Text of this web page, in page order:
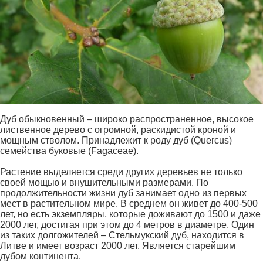
Дуб обыкновенный – широко распространенное, высокое
лиственное дерево с огромной, раскидистой кроной и
мощным стволом. Принадлежит к роду дуб (Quercus)
семейства буковые (Fagaceae).
Растение выделяется среди других деревьев не только
своей мощью и внушительными размерами. По
продолжительности жизни дуб занимает одно из первых
мест в растительном мире. В среднем он живет до 400-500
лет, но есть экземпляры, которые доживают до 1500 и даже
2000 лет, достигая при этом до 4 метров в диаметре. Один
из таких долгожителей – Стельмукский дуб, находится в
Литве и имеет возраст 2000 лет. Является старейшим
дубом континента.